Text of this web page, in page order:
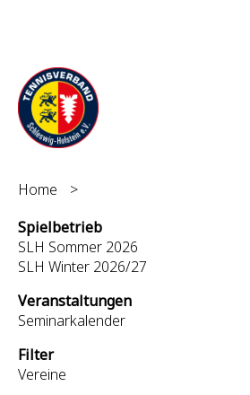
Home
>
Spielbetrieb
SLH Sommer 2026
SLH Winter 2026/27
Veranstaltungen
Seminarkalender
Filter
Vereine